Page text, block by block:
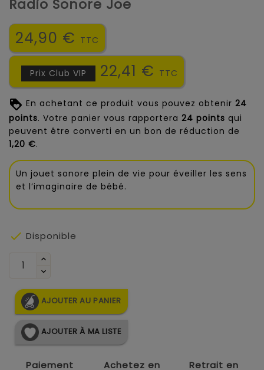
Radio Sonore Joe
24,90 € TTC
Prix Club VIP 22,41 € TTC
En achetant ce produit vous pouvez obtenir 24
points. Votre panier vous rapportera 24 points qui
peuvent être converti en un bon de réduction de
1,20 €.
Un jouet sonore plein de vie pour éveiller les sens
et l’imaginaire de bébé.
 Disponible
AJOUTER AU PANIER
AJOUTER À MA LISTE
Paiement
Achetez en
Retrait en